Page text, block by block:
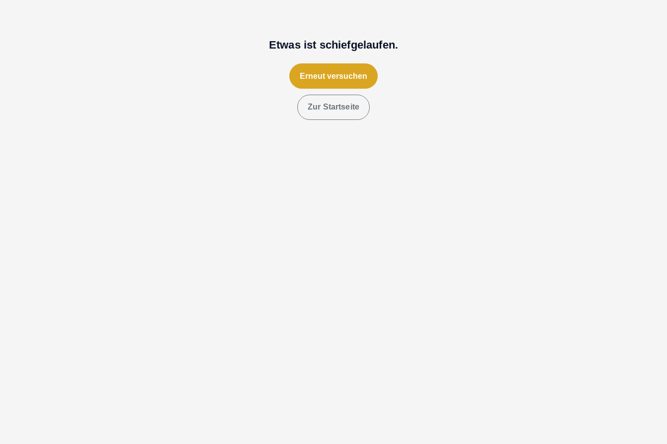
Etwas ist schiefgelaufen.
Erneut versuchen
Zur Startseite